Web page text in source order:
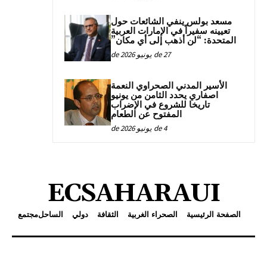
مسعد بولس ينفي الشائعات حول
تعيينه سفيراً في الإمارات العربية
المتحدة: “لن أذهب إلى أي مكان”
27 de يونيو de 2026
الأسير المدني الصحراوي النعمة
اصفاري يحدد الثامن من يونيو
تاريخا للشروع في الإضراب
المفتوح عن الطعام
4 de يونيو de 2026
ECSAHARAUI
الصفحة الرئيسية الصحراء الغربية الثقافة دولي الساحلمجتمع